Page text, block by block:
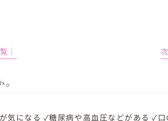
│
気になる ✓糖尿病や高血圧などがある ✓口